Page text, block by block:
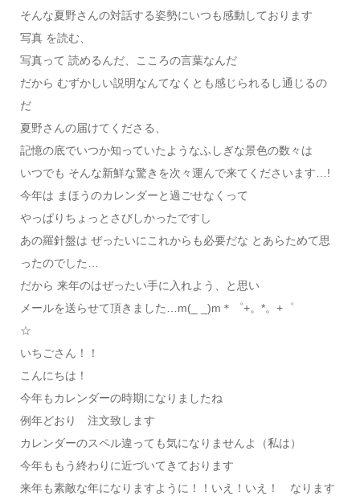
そんな夏野さんの対話する姿勢にいつも感動しております
写真 を読む、
写真って 読めるんだ、こころの言葉なんだ
だから むずかしい説明なんてなくとも感じられるし通じるの
だ
夏野さんの届けてくださる、
記憶の底でいつか知っていたようなふしぎな景色の数々は
いつでも そんな新鮮な驚きを次々運んで来てくださいます…!
今年は まほうのカレンダーと過ごせなくって
やっぱりちょっとさびしかったですし
あの羅針盤は ぜったいにこれからも必要だな とあらためて思
ったのでした…
だから 来年のはぜったい手に入れよう、と思い
メールを送らせて頂きました…m(_ _)m＊゜+。*。+゜
☆
いちごさん！！
こんにちは！
今年もカレンダーの時期になりましたね
例年どおり 注文致します
カレンダーのスペル違っても気になりませんよ（私は）
今年ももう終わりに近づいてきております
来年も素敵な年になりますように！！いえ！いえ！ なります